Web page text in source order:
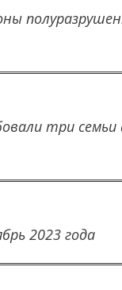
три семьи
2023 года